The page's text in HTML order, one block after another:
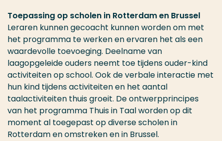
Toepassing op scholen in Rotterdam en Brussel
Leraren kunnen gecoacht kunnen worden om met
het programma te werken en ervaren het als een
waardevolle toevoeging. Deelname van
laagopgeleide ouders neemt toe tijdens ouder-kind
activiteiten op school. Ook de verbale interactie met
hun kind tijdens activiteiten en het aantal
taalactiviteiten thuis groeit. De ontwerpprincipes
van het programma Thuis in Taal worden op dit
moment al toegepast op diverse scholen in
Rotterdam en omstreken en in Brussel.